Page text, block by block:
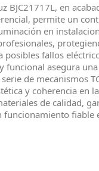
BJC21717L, en
permite un
en
posibles fallos
funcional asegura
de mecanismos
y coherencia en
de calidad,
funcionamiento fiable